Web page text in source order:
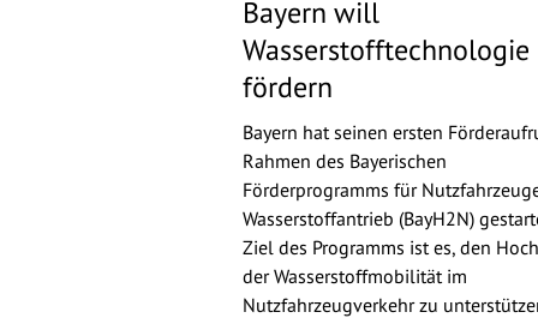
Bayern will
Wasserstofftechnologie
fördern
Bayern hat seinen ersten
Rahmen des Bayerischen
Förderprogramms für
Wasserstoffantrieb (BayH2N)
Ziel des Programms ist es, den
der Wasserstoffmobilität im
Nutzfahrzeugverkehr zu